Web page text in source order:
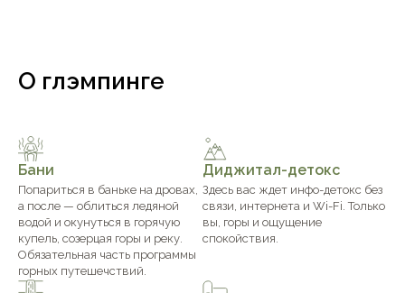
О глэмпинге
Бани
Попариться в баньке на дровах,
а после — облиться ледяной
водой и окунуться в горячую
купель, созерцая горы и реку.
Обязательная часть программы
горных путешечствий.
Диджитал-детокс
Здесь вас ждет инфо-детокс без
связи, интернета и Wi-Fi. Только
вы, горы и ощущение
спокойствия.